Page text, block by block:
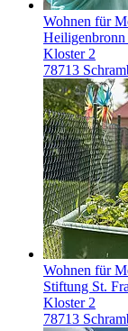
Wohnen für
Heiligenbronn
Kloster 2
78713
Wohnen für
Stiftung St.
Kloster 2
78713